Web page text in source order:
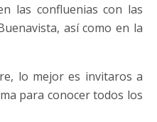
las confluenias con las
así como en la
lo mejor es invitaros a
para conocer todos los